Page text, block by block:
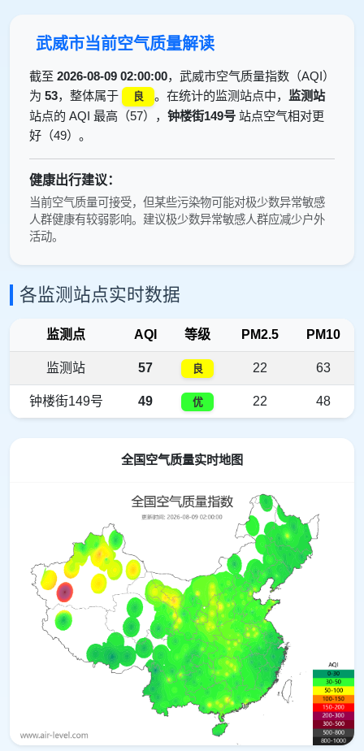
武威市当前空气质量解读
截至 2026-08-09 02:00:00，武威市空气质量指数（AQI）
为 53，整体属于 良 。在统计的监测站点中， 监测站
站点的 AQI 最高（57）， 钟楼街149号 站点空气相对更
好（49）。
健康出行建议：
当前空气质量可接受，但某些污染物可能对极少数异常敏感
人群健康有较弱影响。建议极少数异常敏感人群应减少户外
活动。
各监测站点实时数据
监测点 AQI 等级 PM2.5 PM10
监测站 57 良 22 63
钟楼街149号 49 优 22 48
全国空气质量实时地图